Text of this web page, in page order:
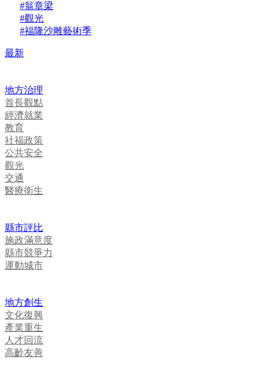
#翁章梁
#觀光
#福隆沙雕藝術季
最新
地方治理
首長觀點
經濟就業
教育
社福政策
公共安全
觀光
交通
醫療衛生
縣市評比
施政滿意度
縣市競爭力
運動城市
地方創生
文化復興
產業重生
人才回流
高齡友善